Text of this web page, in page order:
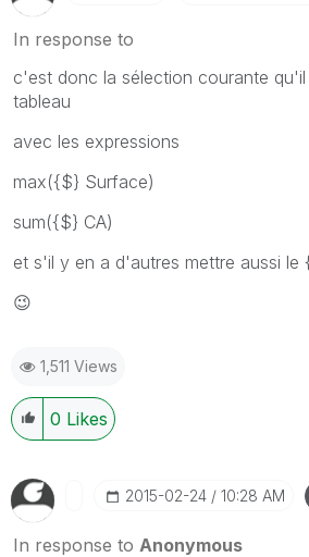
In response to
c'est donc la sélection courante
tableau
avec les expressions
max({$} Surface)
sum({$} CA)
et s'il y en a d'autres mettre aussi le
😉
1,511 Views
0 Likes
‎2015-02-24 10:28 AM
In response to Anonymous